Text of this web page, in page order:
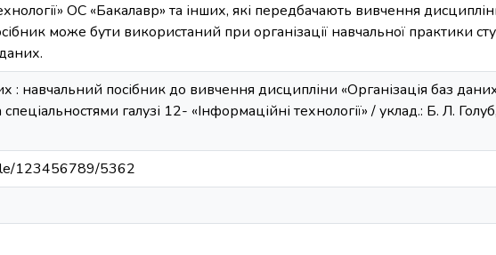
ОС «Бакалавр» та інших, які передбачають вивчення
може бути використаний при організації навчальної практики
: навчальний посібник до вивчення дисципліни «Організація баз
галузі 12- «Інформаційні технології» / уклад.: Б. Л.
123456789/5362